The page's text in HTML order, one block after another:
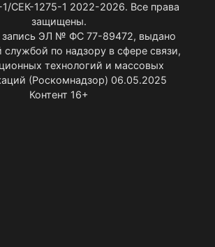
СЕК-1275-1 2022-2026. Все права
защищены.
запись ЭЛ № ФС 77-89472, выдано
службой по надзору в сфере связи,
технологий и массовых
(Роскомнадзор) 06.05.2025
Контент 16+